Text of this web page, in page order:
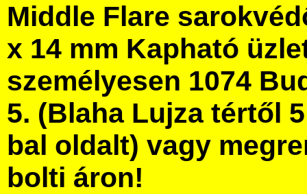
Middle Flare
x 14 mm Kapható
személyesen 1074
5. (Blaha Lujza tértől
bal oldalt) vagy
bolti áron!